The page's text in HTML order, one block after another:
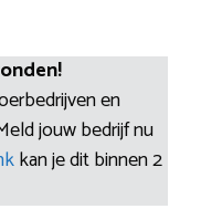
en
jouw bedrijf nu
kan je dit binnen 2